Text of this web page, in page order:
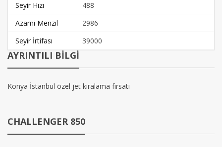
Seyir Hızı
488
Azami Menzil
2986
Seyir İrtifası
39000
AYRINTILI BİLGİ
Konya İstanbul özel jet kiralama fırsatı
CHALLENGER 850